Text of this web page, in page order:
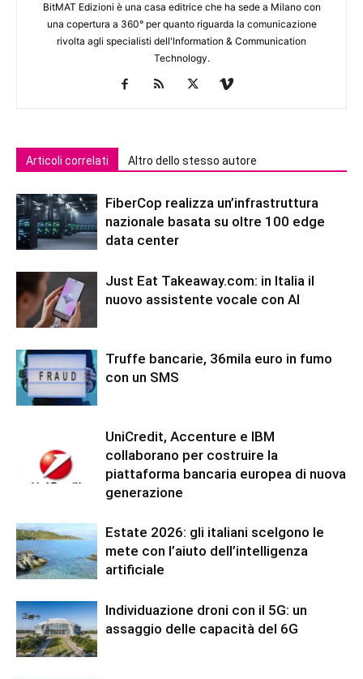
BitMAT Edizioni è una casa editrice che ha sede a Milano con
una copertura a 360° per quanto riguarda la comunicazione
rivolta agli specialisti dell'lnformation & Communication
Technology.
Articoli correlati Altro dello stesso autore
FiberCop realizza un’infrastruttura
nazionale basata su oltre 100 edge
data center
Just Eat Takeaway.com: in Italia il
nuovo assistente vocale con AI
Truffe bancarie, 36mila euro in fumo
con un SMS
UniCredit, Accenture e IBM
collaborano per costruire la
piattaforma bancaria europea di nuova
generazione
Estate 2026: gli italiani scelgono le
mete con l’aiuto dell’intelligenza
artificiale
Individuazione droni con il 5G: un
assaggio delle capacità del 6G